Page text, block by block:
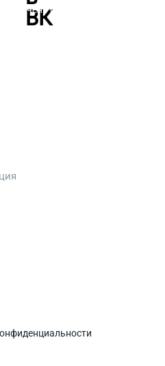
Мы очень быстро свяжемся с вами